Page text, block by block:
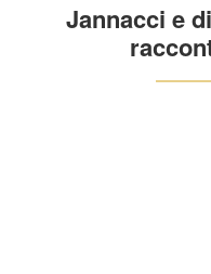
Jannacci e